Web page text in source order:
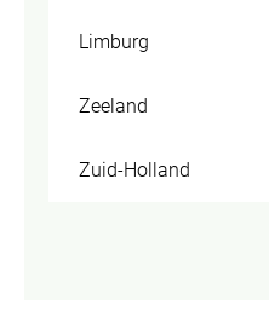
Limburg
Zeeland
Zuid-Holland